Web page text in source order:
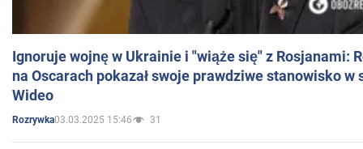
Ignoruje wojnę w Ukrainie i "wiąże się" z Rosjanami:
na Oscarach pokazał swoje prawdziwe stanowisko w
Wideo
Rozrywka03.03.2025 15:46 31